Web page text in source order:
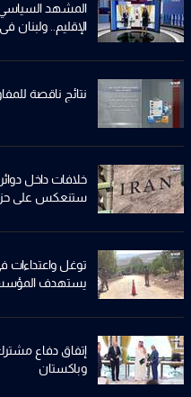
المشهد
الإقليم.. ولبنان
نتائج ناقصة
خلافات داخل دوائر
ستنعكس على حزب
توغل واعتداءات
يستهدف
إتفاق دفاع
وباكستان